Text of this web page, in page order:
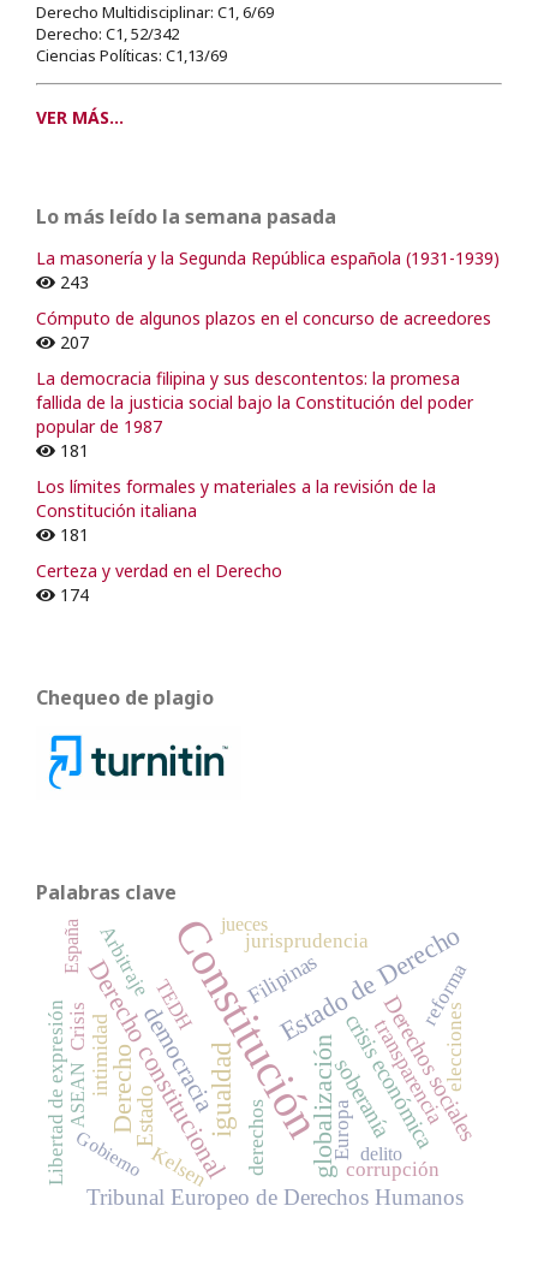
Derecho Multidisciplinar: C1, 6/69
Derecho: C1, 52/342
Ciencias Políticas: C1,13/69
VER MÁS...
Lo más leído la semana pasada
La masonería y la Segunda República española (1931-1939)
243
Cómputo de algunos plazos en el concurso de acreedores
207
La democracia filipina y sus descontentos: la promesa
fallida de la justicia social bajo la Constitución del poder
popular de 1987
181
Los límites formales y materiales a la revisión de la
Constitución italiana
181
Certeza y verdad en el Derecho
174
Chequeo de plagio
Palabras clave
Constitución
igualdad
Estado de Derecho
globalización
Derecho constitucional
Derechodemocracia crisis económica
Derechos sociales
Estado
Tribunal Europeo de Derechos Humanos
soberaníatransparencia
intimidad
Filipinas
derechos
Crisis
jurisprudencia
reforma
Libertad de expresión TEDH elecciones
Europa
Arbitraje
corrupción
Kelsen
Gobierno
ASEAN
España jueces
delito